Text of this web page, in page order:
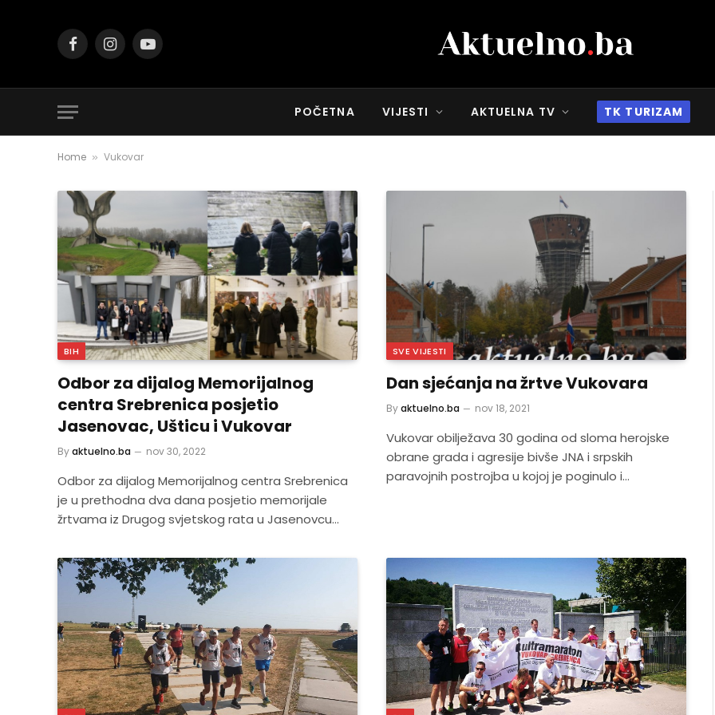
FacebookInstagramYouTube
POČETNA VIJESTI AKTUELNA TV TK TURIZAM
Home » Vukovar
BIH
Odbor za dijalog Memorijalnog
centra Srebrenica posjetio
Jasenovac, Ušticu i Vukovar
Byaktuelno.ba nov 30, 2022
Odbor za dijalog Memorijalnog centra Srebrenica
je u prethodna dva dana posjetio memorijale
žrtvama iz Drugog svjetskog rata u Jasenovcu…
SVE VIJESTI
Dan sjećanja na žrtve Vukovara
Byaktuelno.ba nov 18, 2021
Vukovar obilježava 30 godina od sloma herojske
obrane grada i agresije bivše JNA i srpskih
paravojnih postrojba u kojoj je poginulo i…